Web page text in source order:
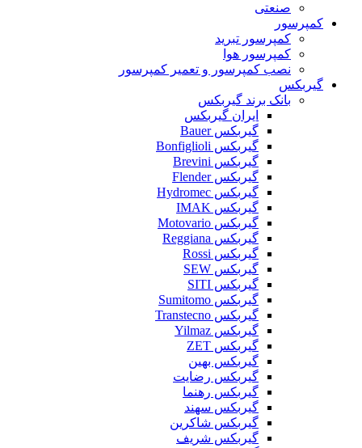
صنعتی
کمپرسور
کمپرسور تبرید
کمپرسور هوا
نصب کمپرسور و تعمیر کمپرسور
گیربکس
بانک برند گیربکس
ایران گیربکس
گیربکس Bauer
گیربکس Bonfiglioli
گیربکس Brevini
گیربکس Flender
گیربکس Hydromec
گیربکس IMAK
گیربکس Motovario
گیربکس Reggiana
گیربکس Rossi
گیربکس SEW
گیربکس SITI
گیربکس Sumitomo
گیربکس Transtecno
گیربکس Yilmaz
گیربکس ZET
گیربکس بهین
گیربکس رضایت
گیربکس رهنما
گیربکس سهند
گیربکس شاکرین
گیربکس شریف